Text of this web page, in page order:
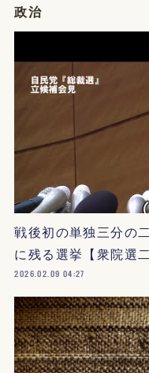
政治
戦後初の単独三分の
に残る選挙【衆院選
2026.02.09 04:27